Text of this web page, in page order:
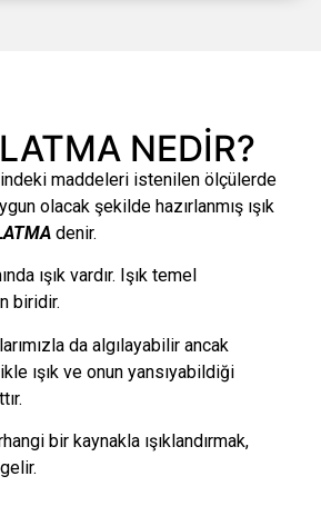
NEDİR?
maddeleri istenilen ölçülerde
olacak şekilde hazırlanmış ışık
denir.
ışık vardır. Işık temel
biridir.
da algılayabilir ancak
ışık ve onun yansıyabildiği
bir kaynakla ışıklandırmak,